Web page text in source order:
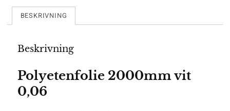
BESKRIVNING
Beskrivning
Polyetenfolie 2000mm vit
0,06